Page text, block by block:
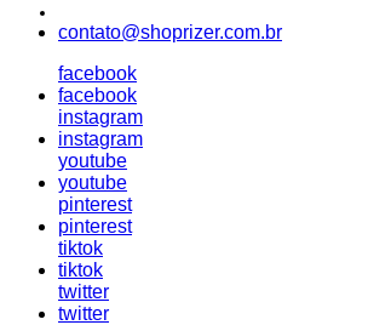
contato@shoprizer.com.br
facebook
facebook
instagram
instagram
youtube
youtube
pinterest
pinterest
tiktok
tiktok
twitter
twitter